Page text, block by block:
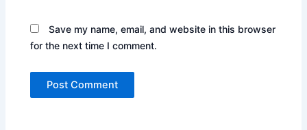
Save my name, email, and website in this browser
for the next time I comment.